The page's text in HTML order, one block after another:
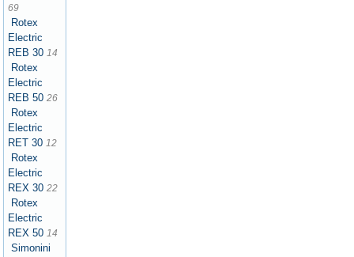
69
Rotex
Electric
REB 30 14
Rotex
Electric
REB 50 26
Rotex
Electric
RET 30 12
Rotex
Electric
REX 30 22
Rotex
Electric
REX 50 14
Simonini